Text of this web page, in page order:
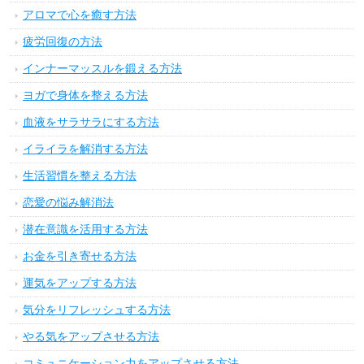
アロマで心を癒す方法
疲労回復の方法
インナーマッスルを鍛える方法
ヨガで身体を整える方法
血液をサラサラにする方法
イライラを解消する方法
生活習慣を整える方法
恋愛の悩み解消法
潜在意識を活用する方法
お金を引き寄せる方法
運気をアップする方法
気分をリフレッシュする方法
やる気をアップさせる方法